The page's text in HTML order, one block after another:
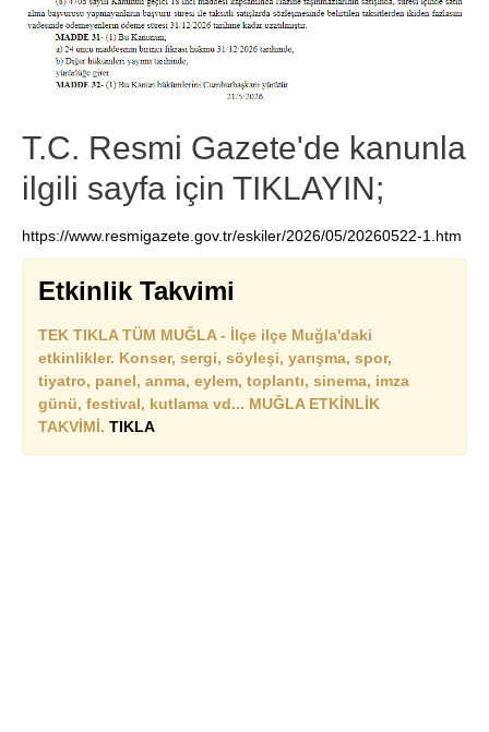
T.C. Resmi Gazete'de kanunla
ilgili sayfa için TIKLAYIN;
https://www.resmigazete.gov.tr/eskiler/2026/05/20260522-1.htm
Etkinlik Takvimi
TEK TIKLA TÜM MUĞLA - İlçe ilçe Muğla'daki
etkinlikler. Konser, sergi, söyleşi, yarışma, spor,
tiyatro, panel, anma, eylem, toplantı, sinema, imza
günü, festival, kutlama vd... MUĞLA ETKİNLİK
TAKVİMİ. TIKLA